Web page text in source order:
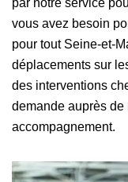
vous avez besoin
pour tout Seine-et-
déplacements sur
des interventions
demande auprès de
accompagnement.